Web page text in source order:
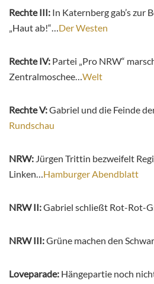
Rechte III: In Katernberg gab’s zur
„Haut ab!“…Der Westen
Rechte IV: Partei „Pro NRW“
Zentralmoschee…Welt
Rechte V:Gabriel und die Feinde
Rundschau
NRW: Jürgen Trittin bezweifelt
Linken…Hamburger Abendblatt
NRW II:Gabriel schließt Rot-Rot-
NRW III:Grüne machen den
Loveparade: Hängepartie noch